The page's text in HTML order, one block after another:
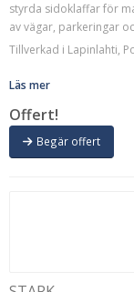
styrda sidoklaffar för
av vägar, parkeringar
Tillverkad i Lapinlahti,
Läs mer
Offert!
Begär offert